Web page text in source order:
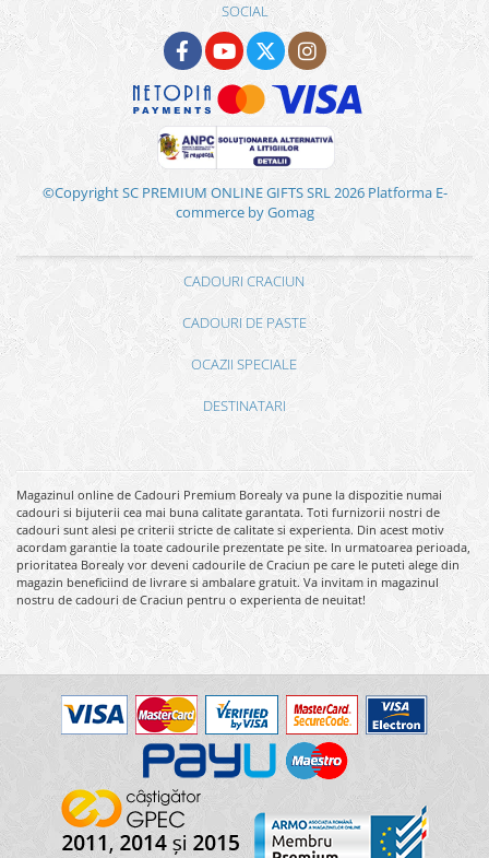
SOCIAL
©Copyright SC PREMIUM ONLINE GIFTS SRL 2026 Platforma E-
commerce by Gomag
CADOURI CRACIUN
CADOURI DE PASTE
OCAZII SPECIALE
DESTINATARI
Magazinul online de Cadouri Premium Borealy va pune la dispozitie numai
cadouri si bijuterii cea mai buna calitate garantata. Toti furnizorii nostri de
cadouri sunt alesi pe criterii stricte de calitate si experienta. Din acest motiv
acordam garantie la toate cadourile prezentate pe site. In urmatoarea perioada,
prioritatea Borealy vor deveni cadourile de Craciun pe care le puteti alege din
magazin beneficiind de livrare si ambalare gratuit. Va invitam in magazinul
nostru de cadouri de Craciun pentru o experienta de neuitat!